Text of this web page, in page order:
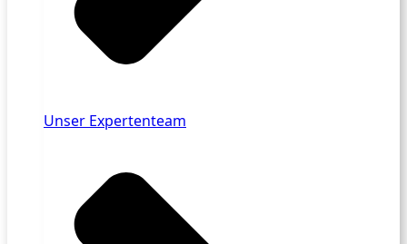
Unser Expertenteam